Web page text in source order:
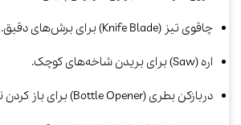
چاقوی تیز (Knife Blade) برای برش‌های دقیق.
اره (Saw) برای بریدن شاخه‌های کوچک.
دربازکن بطری (Bottle Opener) برای باز کردن نوشیدنی.